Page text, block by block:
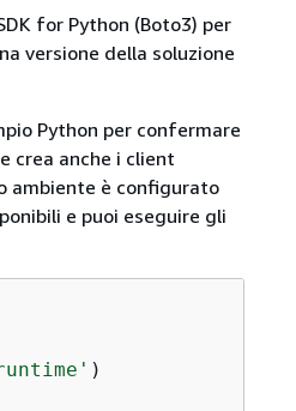
for Python (Boto3) per
versione della soluzione
Python per confermare
crea anche i client
ambiente è configurato
e puoi eseguire gli
)